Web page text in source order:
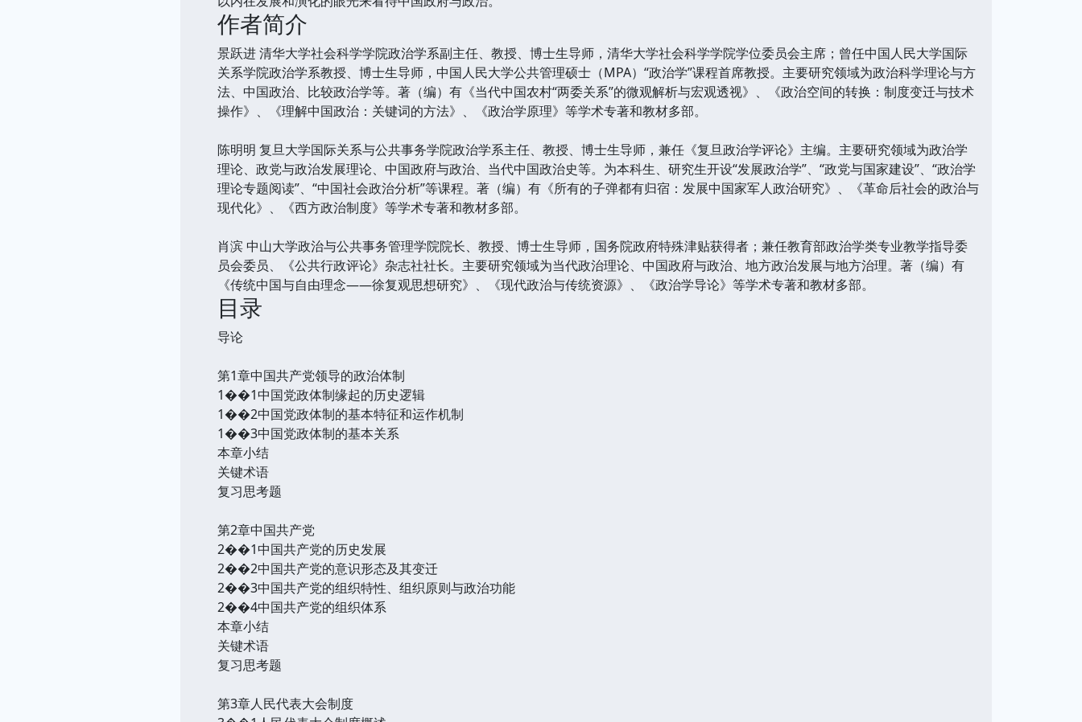
作者简介
景跃进 清华大学社会科学学院政治学系副主任、教授、博士生导师，清华大学社会科学学院学位委员会主席；曾任中国人民大学国际
关系学院政治学系教授、博士生导师，中国人民大学公共管理硕士（MPA）“政治学”课程首席教授。主要研究领域为政治科学理论与方
法、中国政治、比较政治学等。著（编）有《当代中国农村“两委关系”的微观解析与宏观透视》、《政治空间的转换：制度变迁与技术
操作》、《理解中国政治：关键词的方法》、《政治学原理》等学术专著和教材多部。
陈明明 复旦大学国际关系与公共事务学院政治学系主任、教授、博士生导师，兼任《复旦政治学评论》主编。主要研究领域为政治学
理论、政党与政治发展理论、中国政府与政治、当代中国政治史等。为本科生、研究生开设“发展政治学”、“政党与国家建设”、“政治学
理论专题阅读”、“中国社会政治分析”等课程。著（编）有《所有的子弹都有归宿：发展中国家军人政治研究》、《革命后社会的政治与
现代化》、《西方政治制度》等学术专著和教材多部。
肖滨 中山大学政治与公共事务管理学院院长、教授、博士生导师，国务院政府特殊津贴获得者；兼任教育部政治学类专业教学指导委
员会委员、《公共行政评论》杂志社社长。主要研究领域为当代政治理论、中国政府与政治、地方政治发展与地方治理。著（编）有
《传统中国与自由理念——徐复观思想研究》、《现代政治与传统资源》、《政治学导论》等学术专著和教材多部。
目录
导论
第1章中国共产党领导的政治体制
1��1中国党政体制缘起的历史逻辑
1��2中国党政体制的基本特征和运作机制
1��3中国党政体制的基本关系
本章小结
关键术语
复习思考题
第2章中国共产党
2��1中国共产党的历史发展
2��2中国共产党的意识形态及其变迁
2��3中国共产党的组织特性、组织原则与政治功能
2��4中国共产党的组织体系
本章小结
关键术语
复习思考题
第3章人民代表大会制度